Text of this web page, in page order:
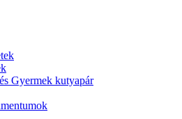
Gyermek kutyapár